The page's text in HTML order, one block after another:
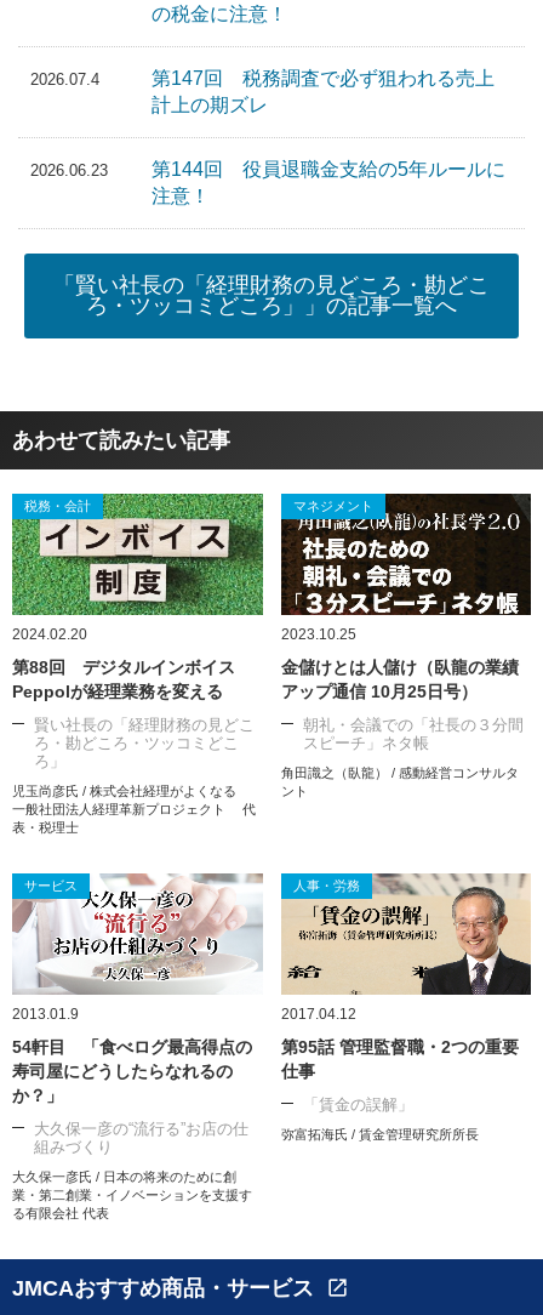
の税金に注意！
2026.07.4
第147回 税務調査で必ず狙われる売上
計上の期ズレ
2026.06.23
第144回 役員退職金支給の5年ルールに
注意！
「賢い社長の「経理財務の見どころ・勘どこ
ろ・ツッコミどころ」」の記事一覧へ
あわせて読みたい記事
税務・会計
2024.02.20
第88回 デジタルインボイス
Peppolが経理業務を変える
賢い社長の「経理財務の見どこ
ろ・勘どころ・ツッコミどこ
ろ」
児玉尚彦氏 / 株式会社経理がよくなる
一般社団法人経理革新プロジェクト 代
表・税理士
マネジメント
2023.10.25
金儲けとは人儲け（臥龍の業績
アップ通信 10月25日号）
朝礼・会議での「社長の３分間
スピーチ」ネタ帳
角田識之（臥龍） / 感動経営コンサルタ
ント
サービス
2013.01.9
54軒目 「食べログ最高得点の
寿司屋にどうしたらなれるの
か？」
大久保一彦の“流行る”お店の仕
組みづくり
大久保一彦氏 / 日本の将来のために創
業・第二創業・イノベーションを支援す
る有限会社 代表
人事・労務
2017.04.12
第95話 管理監督職・2つの重要
仕事
「賃金の誤解」
弥富拓海氏 / 賃金管理研究所所長
JMCAおすすめ商品・サービス open_in_new